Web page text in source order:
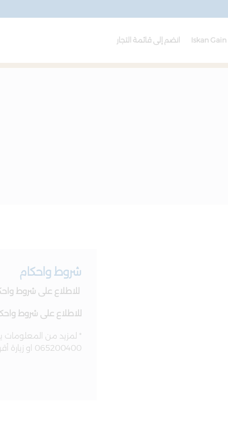
Iskan Gain انضم إلى قائمة التجار
شروط واحكام
للاطلاع على شروط
للاطلاع على شروط
065200400 او زيارة أقرب فرع لديك